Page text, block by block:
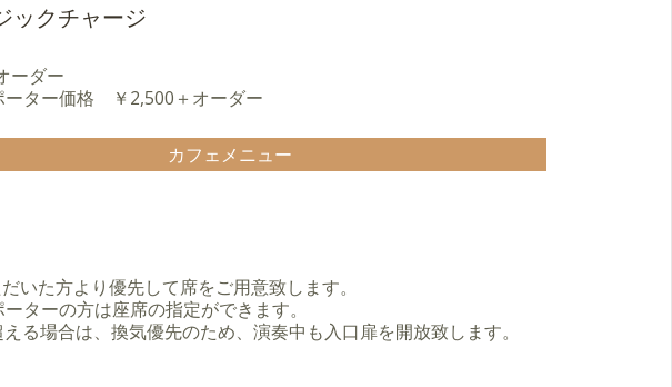
ックチャージ
ーダー
ター価格 ￥2,500＋オーダー
カフェメニュー
いた方より優先して席をご用意致します。
ターの方は座席の指定ができます。
る場合は、換気優先のため、演奏中も入口扉を開放致します。